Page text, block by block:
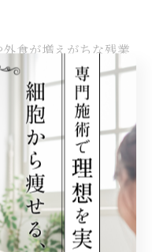
食が増えがちな残業
タンパク低脂質の食品
ッツやヨーグルトを
の急激な上昇を抑え、
れらの習慣は忙しい
長期的な痩身につなが
ツを紹介